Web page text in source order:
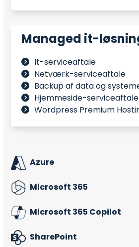
Managed it-
It-serviceaftale
Netværk-serviceaftale
Backup af data og
Hjemmeside-serviceaftale
Wordpress Premium
Azure
Microsoft 365
Microsoft 365 Copilot
SharePoint